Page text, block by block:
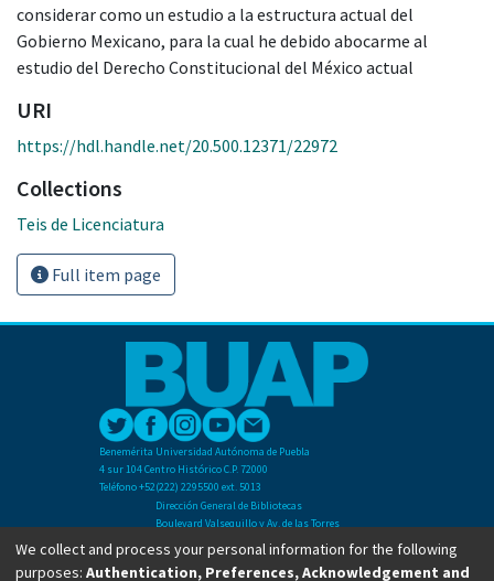
considerar como un estudio a la estructura actual del
Gobierno Mexicano, para la cual he debido abocarme al
estudio del Derecho Constitucional del México actual
URI
https://hdl.handle.net/20.500.12371/22972
Collections
Teis de Licenciatura
Full item page
Benemérita Universidad Autónoma de Puebla
4 sur 104 Centro Histórico C.P. 72000
Teléfono +52(222) 2295500 ext. 5013
Dirección General de Bibliotecas
Boulevard Valsequillo y Av. de las Torres
Ciudad Universitaria. Col. San Manuel
C.P. 72570
Teléfono +52 (222) 2295500 Ext 2901
We collect and process your personal information for the following
purposes: Authentication, Preferences, Acknowledgement and